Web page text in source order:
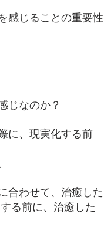
感じることの重要性
じなのか？
に、現実化する前
合わせて、治癒した
る前に、治癒した